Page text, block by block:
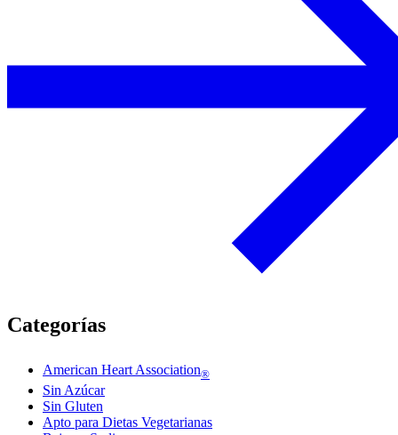
Categorías
American Heart Association®
Sin Azúcar
Sin Gluten
Apto para Dietas Vegetarianas